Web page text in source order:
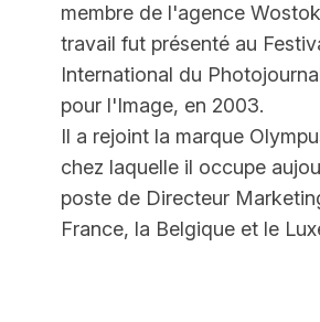
membre de l'agence
travail fut présenté au
International du
pour l'Image, en 2003.
Il a rejoint la marque
chez laquelle il occupe
poste de Directeur
France, la Belgique et le